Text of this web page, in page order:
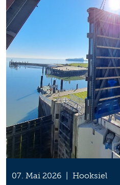
07. Mai 2026 | Hooksiel